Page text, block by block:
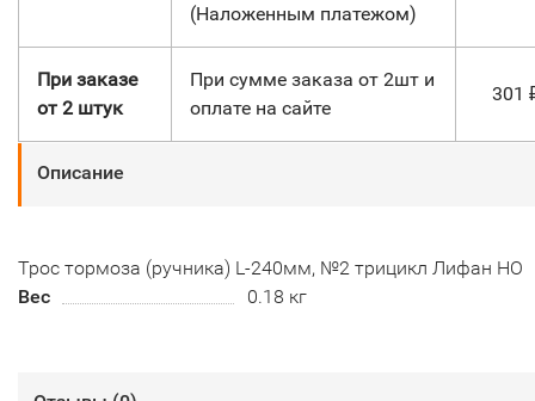
(Наложенным платежом)
При заказе
от 2 штук
При сумме заказа от 2шт и
оплате на сайте
301
Описание
Трос тормоза (ручника) L-240мм, №2 трицикл Лифан НО
Вес
0.18 кг